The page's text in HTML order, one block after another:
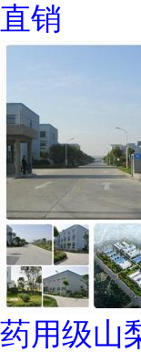
直销
药用级山